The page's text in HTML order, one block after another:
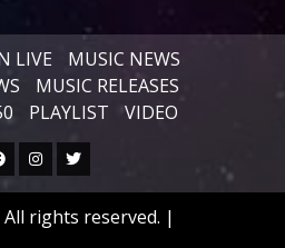
LIVE
MUSIC NEWS
MUSIC RELEASES
PLAYLIST VIDEO
Instagram
Twitter
rights reserved. |